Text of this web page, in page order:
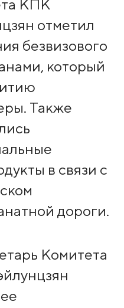
КПК
отметил
безвизового
который
Также
в связи с
дороги.
Комитета